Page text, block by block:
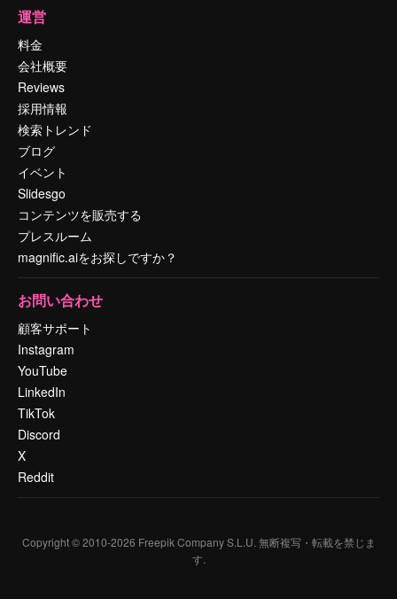
運営
料金
会社概要
Reviews
採用情報
検索トレンド
ブログ
イベント
Slidesgo
コンテンツを販売する
プレスルーム
magnific.aiをお探しですか？
お問い合わせ
顧客サポート
Instagram
YouTube
LinkedIn
TikTok
Discord
X
Reddit
Copyright © 2010-2026 Freepik Company S.L.U. 無断複写・転載を禁じま
す.